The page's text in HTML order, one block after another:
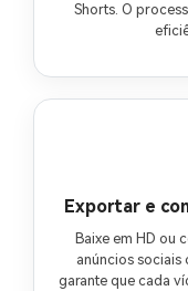
Shorts. O
Exportar e
Baixe em HD ou
anúncios sociais
garante que cada